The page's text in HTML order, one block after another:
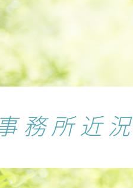
務所近況